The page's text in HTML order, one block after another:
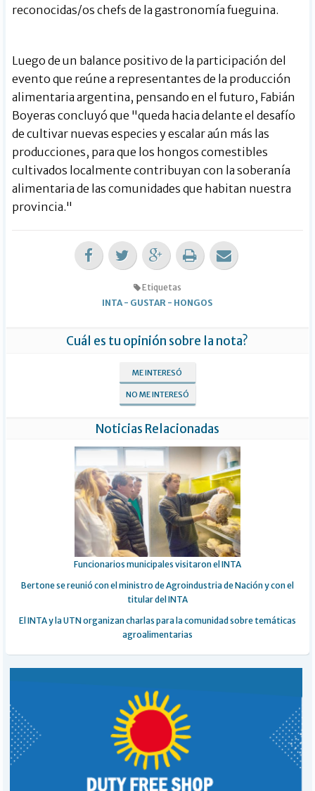
reconocidas/os chefs de la gastronomía fueguina.
Luego de un balance positivo de la participación del
evento que reúne a representantes de la producción
alimentaria argentina, pensando en el futuro, Fabián
Boyeras concluyó que "queda hacia delante el desafío
de cultivar nuevas especies y escalar aún más las
producciones, para que los hongos comestibles
cultivados localmente contribuyan con la soberanía
alimentaria de las comunidades que habitan nuestra
provincia."
Etiquetas
INTA- GUSTAR - HONGOS
Cuál es tu opinión sobre la nota?
ME INTERESÓ
NO ME INTERESÓ
Noticias Relacionadas
Funcionarios municipales visitaron el INTA
Bertone se reunió con el ministro de Agroindustria de Nación y con el
titular del INTA
El INTA y la UTN organizan charlas para la comunidad sobre temáticas
agroalimentarias